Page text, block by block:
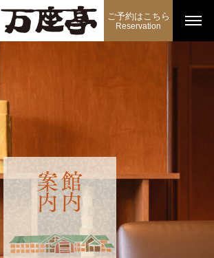
ご予約はこちら
Reservation